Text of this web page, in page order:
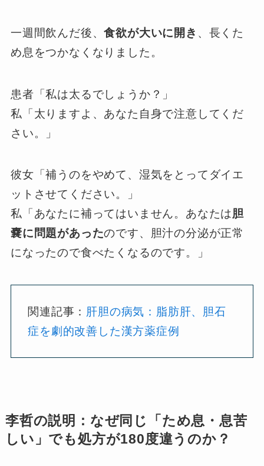
一週間飲んだ後、食欲が大いに開き 、長くた
め息をつかなくなりました。
患者「私は太るでしょうか？」
私「太りますよ、あなた自身で注意してくだ
さい。」
彼女「補うのをやめて、湿気をとってダイエ
ットさせてください。」
私「あなたに補ってはいません。あなたは胆
嚢に問題があったのです、胆汁の分泌が正常
になったので食べたくなるのです。」
関連記事： 肝胆の病気：脂肪肝、胆石
症を劇的改善した漢方薬症例
李哲の説明：なぜ同じ「ため息・息苦
しい」でも処方が180度違うのか？